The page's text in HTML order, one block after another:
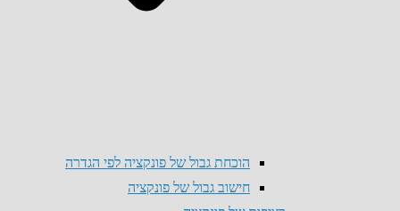
הוכחת גבול של פונקציה לפי הגדרה
חישוב גבול של פונקציה